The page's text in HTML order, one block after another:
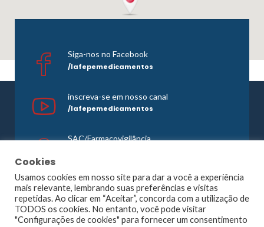
Siga-nos no Facebook
/lafepemedicamentos
inscreva-se em nosso canal
/lafepemedicamentos
SAC/Farmacovigilância
©1965 - 2026 Todos os direitos reservados. Lafepe |
Wordpress Optimized byAgência Planner
Cookies
Usamos cookies em nosso site para dar a você a experiência
mais relevante, lembrando suas preferências e visitas
repetidas. Ao clicar em “Aceitar”, concorda com a utilização de
TODOS os cookies. No entanto, você pode visitar
"Configurações de cookies" para fornecer um consentimento